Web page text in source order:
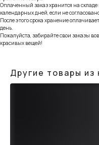
Оплаченный заказ хранится на складе
календарных дней, если не
После этого срока хранение
день.
Пожалуйста, забирайте свои заказы
красивых вещей!
Другие товары из